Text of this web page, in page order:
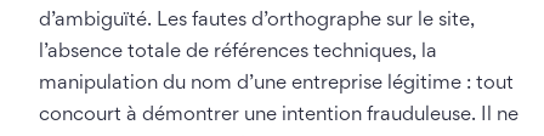
d’ambiguïté. Les fautes d’orthographe sur le site,
l’absence totale de références techniques, la
manipulation du nom d’une entreprise légitime : tout
concourt à démontrer une intention frauduleuse. Il ne